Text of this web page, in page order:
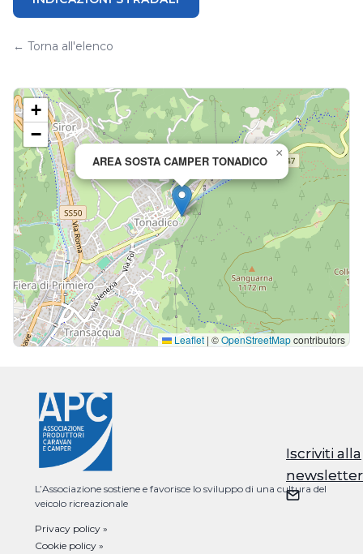
Iscriviti alla
newsletter
← Torna all'elenco
AREA SOSTA CAMPER TONADICO
×
+
−
Leaflet|©OpenStreetMapcontributors
L’Associazione sostiene e favorisce lo sviluppo di una cultura del
veicolo ricreazionale
Privacy policy »
Cookie policy »
Iscriviti alla
newsletter